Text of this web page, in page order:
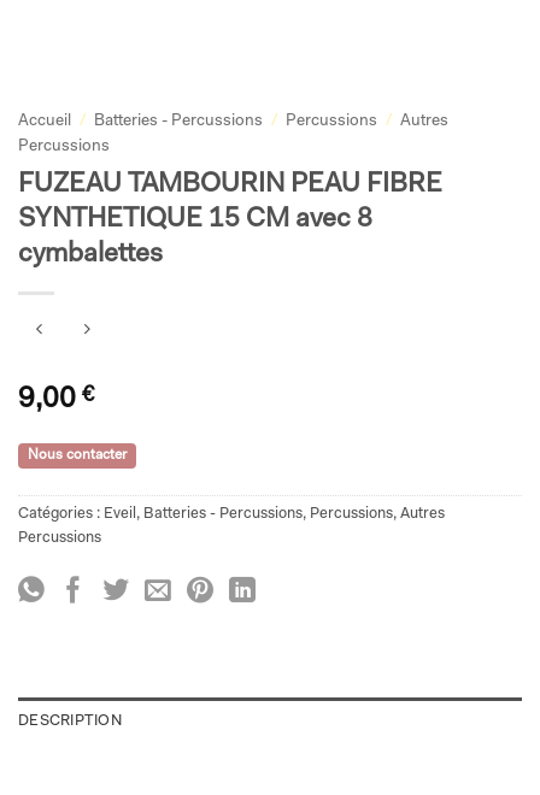
Accueil / Batteries - Percussions / Percussions / Autres
Percussions
FUZEAU TAMBOURIN PEAU FIBRE
SYNTHETIQUE 15 CM avec 8
cymbalettes
9,00 €
Nous contacter
Catégories : Eveil , Batteries - Percussions, Percussions, Autres
Percussions
DESCRIPTION